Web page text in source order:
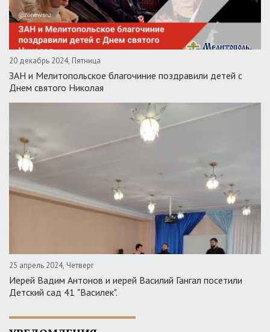
20 декабрь 2024, Пятница
ЗАН и Мелитопольское благочиние поздравили детей с
Днем святого Николая
25 апрель 2024, Четверг
Иерей Вадим Антонов и иерей Василий Гангал посетили
Детский сад 41 "Василек".